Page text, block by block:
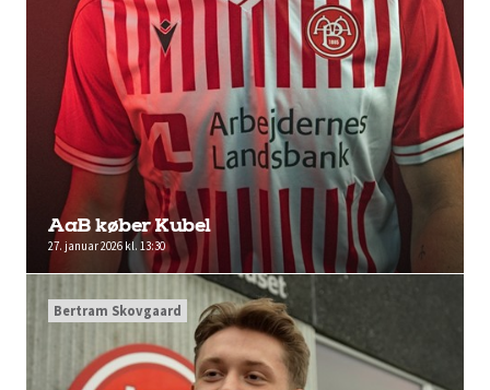
AaB køber Kubel
27. januar 2026 kl. 13:30
Bertram Skovgaard